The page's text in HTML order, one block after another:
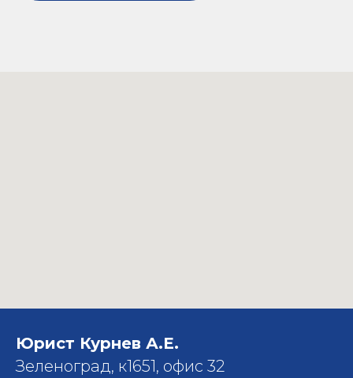
Юрист Курнев А.Е.
Зеленоград, к1651, офис 32